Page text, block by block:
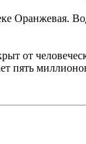
Оранжевая.
от
пять